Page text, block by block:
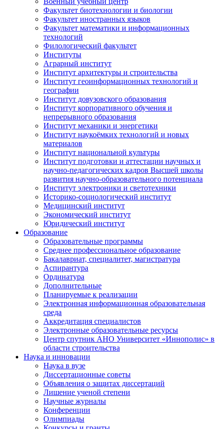
Факультет биотехнологии и биологии
Факультет иностранных языков
Факультет математики и информационных
технологий
Филологический факультет
Институты
Аграрный институт
Институт архитектуры и строительства
Институт геоинформационных технологий и
географии
Институт довузовского образования
Институт корпоративного обучения и
непрерывного образования
Институт механики и энергетики
Институт наукоёмких технологий и новых
материалов
Институт национальной культуры
Институт подготовки и аттестации научных и
научно-педагогических кадров Высшей школы
развития научно-образовательного потенциала
Институт электроники и светотехники
Историко-социологический институт
Медицинский институт
Экономический институт
Юридический институт
Образование
Образовательные программы
Среднее профессиональное образование
Бакалавриат, специалитет, магистратура
Аспирантура
Ординатура
Дополнительные
Планируемые к реализации
Электронная информационная образовательная
среда
Аккредитация специалистов
Электронные образовательные ресурсы
Центр спутник АНО Университет «Иннополис» в
области строительства
Наука и инновации
Наука в вузе
Диссертационные советы
Объявления о защитах диссертаций
Лишение ученой степени
Научные журналы
Конференции
Олимпиады